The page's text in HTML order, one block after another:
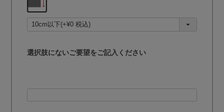
須
)
選択肢にないご要望をご記入ください